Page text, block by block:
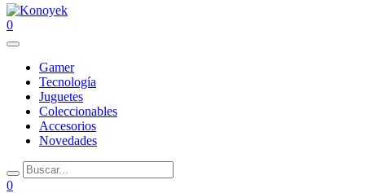
0
Gamer
Tecnología
Juguetes
Coleccionables
Accesorios
Novedades
0